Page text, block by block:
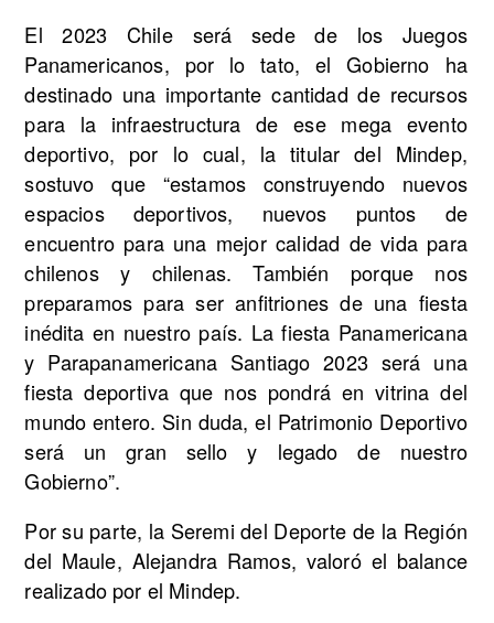
El 2023 Chile será sede de los Juegos
Panamericanos, por lo tato, el Gobierno ha
destinado una importante cantidad de recursos
para la infraestructura de ese mega evento
deportivo, por lo cual, la titular del Mindep,
sostuvo que “estamos construyendo nuevos
espacios deportivos, nuevos puntos de
encuentro para una mejor calidad de vida para
chilenos y chilenas. También porque nos
preparamos para ser anfitriones de una fiesta
inédita en nuestro país. La fiesta Panamericana
y Parapanamericana Santiago 2023 será una
fiesta deportiva que nos pondrá en vitrina del
mundo entero. Sin duda, el Patrimonio Deportivo
será un gran sello y legado de nuestro
Gobierno”.
Por su parte, la Seremi del Deporte de la Región
del Maule, Alejandra Ramos, valoró el balance
realizado por el Mindep.